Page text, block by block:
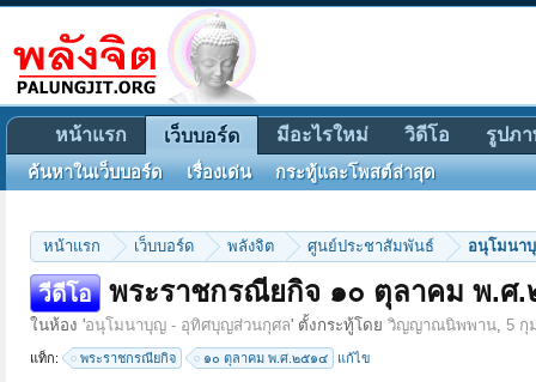
หน้าแรก เว็บบอร์ด พลังจิต ศูนย์ประชาสัมพันธ์ อนุโมนา
วีดีโอ พระราชกรณียกิจ ๑๐ ตุลาคม พ.ศ
ในห้อง 'อนุโมนาบุญ - อุทิศบุญส่วนกุศล' ตั้งกระทู้โดย วิญญาณนิพพาน, 5 กุ
แท็ก: พระราชกรณียกิจ ๑๐ ตุลาคม พ.ศ.๒๕๑๔ แก้ไข
หน้าแรก เว็บบอร์ด
ค้นหาในเว็บบอร์ด เรื่องเด่น กระทู้และโพสต์ล่าสุด
มีอะไรใหม่ วิดีโอ รูปภ